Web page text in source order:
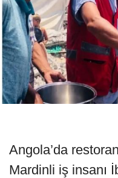
Angola’da
Mardinli iş insanı